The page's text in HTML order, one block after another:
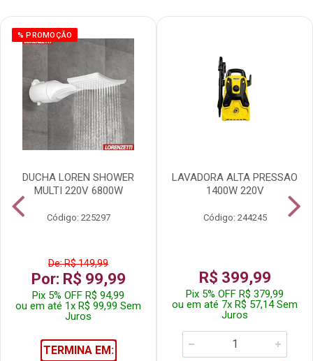
% PROMOÇÃO
DUCHA LOREN SHOWER
MULTI 220V 6800W
Código: 225297
De: R$ 149,99
Por: R$ 99,99
Pix 5% OFF R$ 94,99
ou em até 1x R$ 99,99 Sem
Juros
TERMINA EM:
LAVADORA ALTA PRESSAO
1400W 220V
Código: 244245
R$ 399,99
Pix 5% OFF R$ 379,99
ou em até 7x R$ 57,14 Sem
Juros